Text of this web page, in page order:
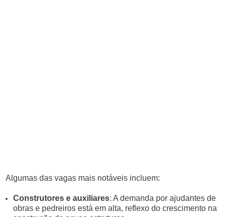
Algumas das vagas mais notáveis incluem:
Construtores e auxiliares: A demanda por ajudantes de
obras e pedreiros está em alta, reflexo do crescimento na